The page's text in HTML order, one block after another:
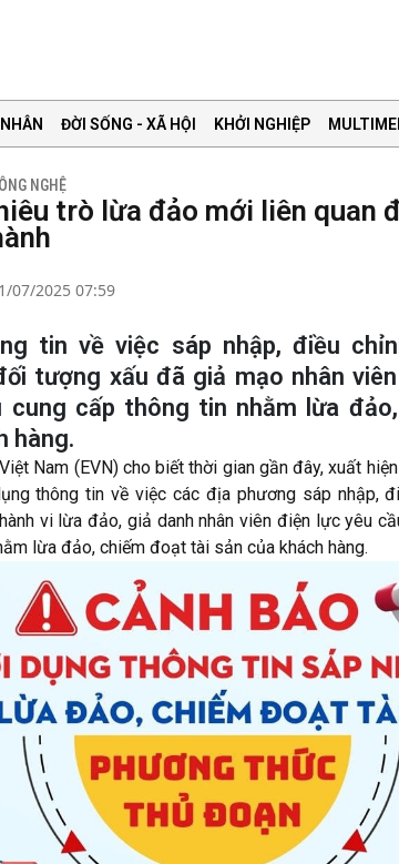
ĐỜI SỐNG - XÃ HỘI KHỞI NGHIỆP
NGHỆ
trò lừa đảo mới liên quan
07/2025 07:59
tin về việc sáp nhập, điều
tượng xấu đã giả mạo nhân
cung cấp thông tin nhằm lừa
hàng.
Nam (EVN) cho biết thời gian gần đây, xuất
thông tin về việc các địa phương sáp nhập,
vi lừa đảo, giả danh nhân viên điện lực yêu
lừa đảo, chiếm đoạt tài sản của khách hàng.